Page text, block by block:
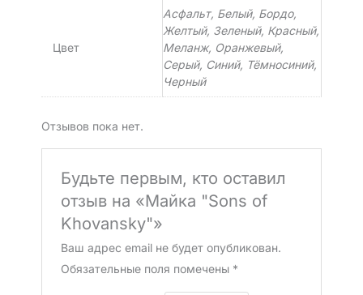
Цвет
Асфальт, Белый, Бордо,
Желтый, Зеленый, Красный,
Меланж, Оранжевый,
Серый, Синий, Тёмносиний,
Черный
Отзывов пока нет.
Будьте первым, кто оставил
отзыв на «Майка "Sons of
Khovansky"»
Ваш адрес email не будет опубликован.
Обязательные поля помечены *